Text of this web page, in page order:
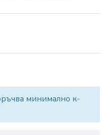
минимално к-